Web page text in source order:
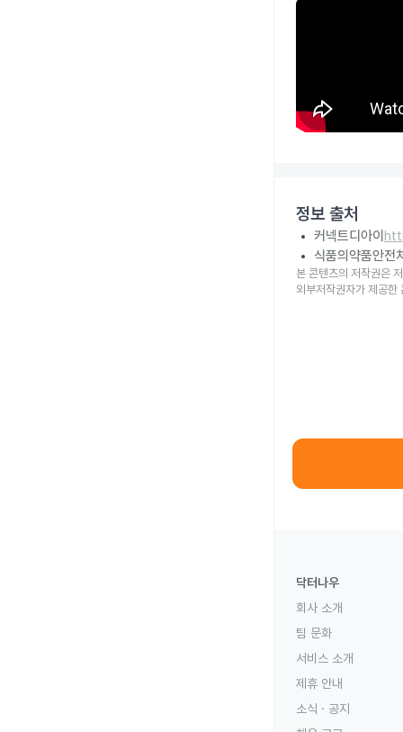
정보 출처
커넥트디아이
식품의약품안전
본 콘텐츠의 저작권은
외부저작권자가 제공한
닥터나우
회사 소개
팀 문화
서비스 소개
제휴 안내
소식 · 공지